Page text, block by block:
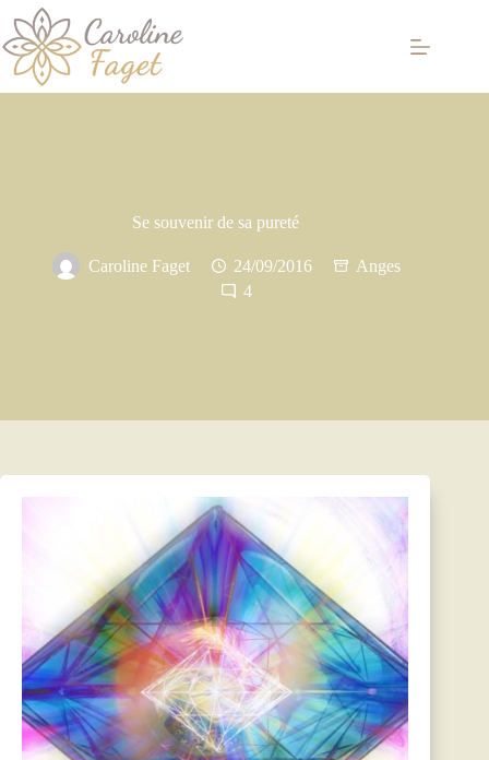
Passer
au
contenu
Se souvenir de sa pureté
Caroline Faget 24/09/2016
Anges
4